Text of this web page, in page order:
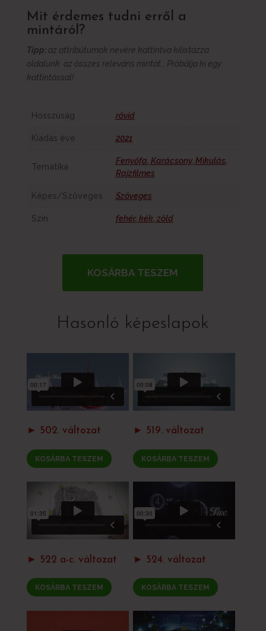
Mit érdemes tudni erről a
mintáról?
Tipp:az attribútumok nevére kattintva kilistázza
oldalunk az összes releváns mintát… Próbálja ki egy
kattintással!
Hosszúság rövid
Kiadás éve 2021
Tematika
Fenyőfa Karácsony, Mikulás
Rajzfilmes
Képes/Szöveges Szöveges
Szín fehér, kék zöld
KOSÁRBA TESZEM
Hasonló képeslapok
► 502. változat
KOSÁRBA TESZEM
► 519. változat
KOSÁRBA TESZEM
► 522 a-c. változat
KOSÁRBA TESZEM
► 524. változat
KOSÁRBA TESZEM